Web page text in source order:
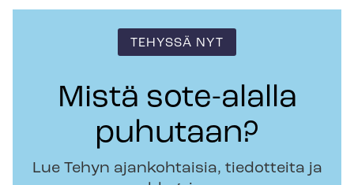
TEHYSSÄ NYT
Mistä sote-alalla
puhutaan?
Lue Tehyn ajankohtaisia, tiedotteita ja